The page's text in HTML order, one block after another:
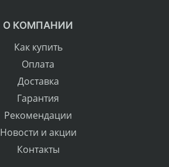
О КОМПАНИИ
Как купить
Оплата
Доставка
Гарантия
Рекомендации
Новости и акции
Контакты